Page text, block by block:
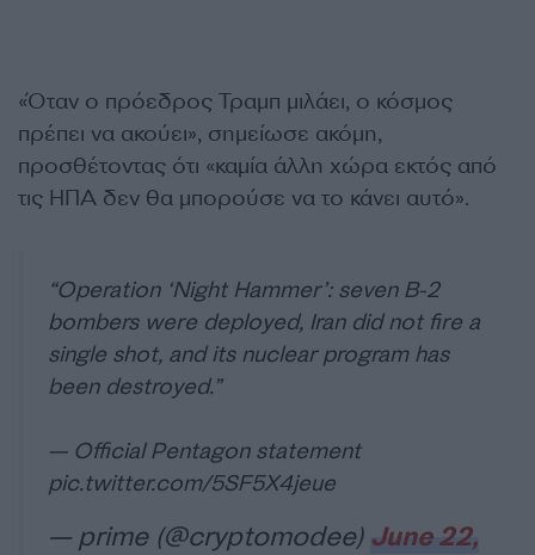
«Όταν ο πρόεδρος Τραμπ μιλάει, ο κόσμος
πρέπει να ακούει», σημείωσε ακόμη,
προσθέτοντας ότι «καμία άλλη χώρα εκτός από
τις ΗΠΑ δεν θα μπορούσε να το κάνει αυτό».
“Operation ‘Night Hammer’: seven B-2
bombers were deployed, Iran did not fire a
single shot, and its nuclear program has
been destroyed.”
— Official Pentagon statement
pic.twitter.com/5SF5X4jeue
— prime (@cryptomodee) June 22,